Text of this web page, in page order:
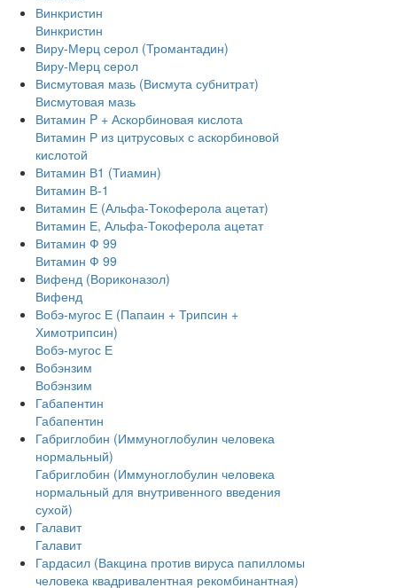
Винкристин
Винкристин
Виру-Мерц серол (Тромантадин)
Виру-Мерц серол
Висмутовая мазь (Висмута субнитрат)
Висмутовая мазь
Витамин P + Аскорбиновая кислота
Витамин Р из цитрусовых с аскорбиновой
кислотой
Витамин В1 (Тиамин)
Витамин В-1
Витамин Е (Альфа-Токоферола ацетат)
Витамин Е, Альфа-Токоферола ацетат
Витамин Ф 99
Витамин Ф 99
Вифенд (Вориконазол)
Вифенд
Вобэ-мугос Е (Папаин + Трипсин +
Химотрипсин)
Вобэ-мугос Е
Вобэнзим
Вобэнзим
Габапентин
Габапентин
Габриглобин (Иммуноглобулин человека
нормальный)
Габриглобин (Иммуноглобулин человека
нормальный для внутривенного введения
сухой)
Галавит
Галавит
Гардасил (Вакцина против вируса папилломы
человека квадривалентная рекомбинантная)